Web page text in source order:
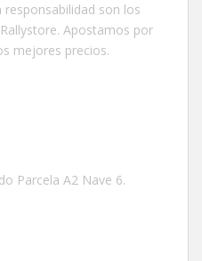
son los
Apostamos por
mejores precios.
Parcela A2 Nave 6.